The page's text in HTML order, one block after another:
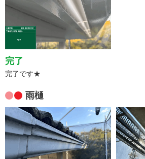
完了
完了です★
雨樋